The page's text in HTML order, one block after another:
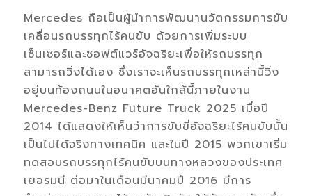
Mercedes ถือเป็นผู้นำการพัฒนานวัตกรรมการขับ
เคลื่อนรถบรรทุกไร้คนขับ ด้วยการเพิ่มระบบ
เซ็นเซอร์และซอฟต์แวร์อัจฉริยะเพื่อให้รถบรรทุก
สามารถวิ่งได้เอง ซึ่งเราจะเห็นรถบรรทุกเหล่านี้วิ่ง
อยู่บนท้องถนนในอนาคตอันใกล้นี้ภายในงาน
Mercedes-Benz Future Truck 2025 เมื่อปี
2014 ได้แสดงให้เห็นว่าการขับขี่อัจฉริยะไร้คนขับนั้น
เป็นไปได้จริงทางเทคนิค และในปี 2015 พวกเขาเริ่ม
ทดสอบรถบรรทุกไร้คนขับบนทางหลวงของประเทศ
เยอรมนี ต่อมาในเดือนมีนาคมปี 2016 มีการ